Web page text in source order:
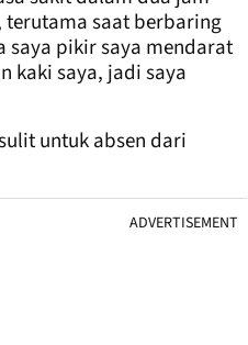
saat berbaring
saya pikir saya mendarat
kaki saya, jadi saya
untuk absen dari
ADVERTISEMENT